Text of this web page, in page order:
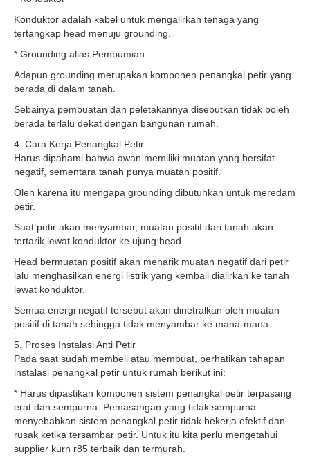
Konduktor adalah kabel untuk mengalirkan tenaga yang
tertangkap head menuju grounding.
* Grounding alias Pembumian
Adapun grounding merupakan komponen penangkal petir yang
berada di dalam tanah.
Sebainya pembuatan dan peletakannya disebutkan tidak boleh
berada terlalu dekat dengan bangunan rumah.
4. Cara Kerja Penangkal Petir
Harus dipahami bahwa awan memiliki muatan yang bersifat
negatif, sementara tanah punya muatan positif.
Oleh karena itu mengapa grounding dibutuhkan untuk meredam
petir.
Saat petir akan menyambar, muatan positif dari tanah akan
tertarik lewat konduktor ke ujung head.
Head bermuatan positif akan menarik muatan negatif dari petir
lalu menghasilkan energi listrik yang kembali dialirkan ke tanah
lewat konduktor.
Semua energi negatif tersebut akan dinetralkan oleh muatan
positif di tanah sehingga tidak menyambar ke mana-mana.
5. Proses Instalasi Anti Petir
Pada saat sudah membeli atau membuat, perhatikan tahapan
instalasi penangkal petir untuk rumah berikut ini:
* Harus dipastikan komponen sistem penangkal petir terpasang
erat dan sempurna. Pemasangan yang tidak sempurna
menyebabkan sistem penangkal petir tidak bekerja efektif dan
rusak ketika tersambar petir. Untuk itu kita perlu mengetahui
supplier kurn r85 terbaik dan termurah.